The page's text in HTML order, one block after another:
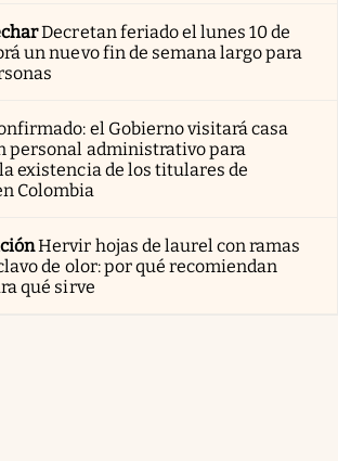
Decretan feriado el lunes 10 de
un nuevo fin de semana largo para
el Gobierno visitará casa
personal administrativo para
existencia de los titulares de
Colombia
Hervir hojas de laurel con ramas
de olor: por qué recomiendan
qué sirve